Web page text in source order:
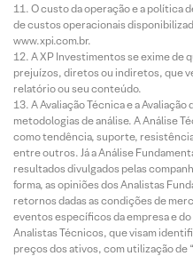
O custo da operação e a política
de custos operacionais
www.xpi.com.br.
A XP Investimentos se exime de
prejuízos, diretos ou indiretos, que
relatório ou seu conteúdo.
A Avaliação Técnica e a
metodologias de análise. A Análise
como tendência, suporte,
entre outros. Já a Análise
resultados divulgados pelas
forma, as opiniões dos Analistas
retornos dadas as condições de
eventos específicos da empresa e
Analistas Técnicos, que visam
preços dos ativos, com utilização de